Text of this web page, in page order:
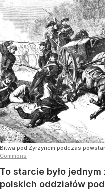
Bitwa pod Żyrzynem podczas
Commons
To starcie było
polskich oddziałów